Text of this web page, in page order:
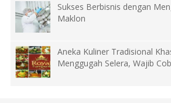
Sukses Berbisnis dengan
Maklon
Aneka Kuliner Tradisional
Menggugah Selera, Wajib